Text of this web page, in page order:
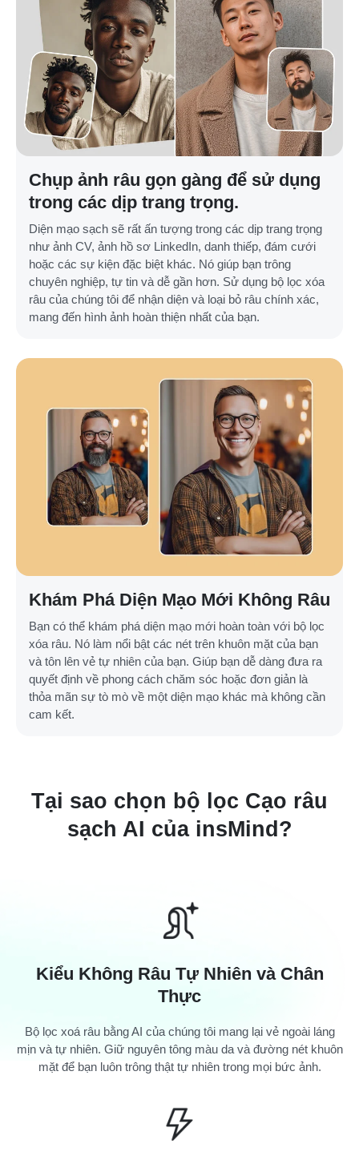
Chụp ảnh râu gọn gàng để sử dụng
trong các dịp trang trọng.
Diện mạo sạch sẽ rất ấn tượng trong các dịp trang trọng
như ảnh CV, ảnh hồ sơ LinkedIn, danh thiếp, đám cưới
hoặc các sự kiện đặc biệt khác. Nó giúp bạn trông
chuyên nghiệp, tự tin và dễ gần hơn. Sử dụng bộ lọc xóa
râu của chúng tôi để nhận diện và loại bỏ râu chính xác,
mang đến hình ảnh hoàn thiện nhất của bạn.
Khám Phá Diện Mạo Mới Không Râu
Bạn có thể khám phá diện mạo mới hoàn toàn với bộ lọc
xóa râu. Nó làm nổi bật các nét trên khuôn mặt của bạn
và tôn lên vẻ tự nhiên của bạn. Giúp bạn dễ dàng đưa ra
quyết định về phong cách chăm sóc hoặc đơn giản là
thỏa mãn sự tò mò về một diện mạo khác mà không cần
cam kết.
Tại sao chọn bộ lọc Cạo râu
sạch AI của insMind?
Kiểu Không Râu Tự Nhiên và Chân
Thực
Bộ lọc xoá râu bằng AI của chúng tôi mang lại vẻ ngoài láng
mịn và tự nhiên. Giữ nguyên tông màu da và đường nét khuôn
mặt để bạn luôn trông thật tự nhiên trong mọi bức ảnh.